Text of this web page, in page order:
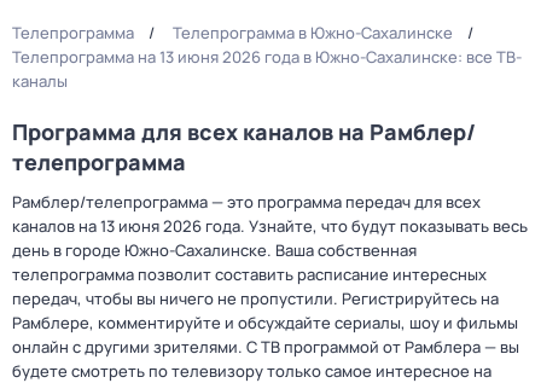
Телепрограмма
Телепрограмма в Южно-Сахалинске
Телепрограмма на 13 июня 2026 года в Южно-Сахалинске: все ТВ-
каналы
Программа для всех каналов на Рамблер/
телепрограмма
Рамблер/телепрограмма — это программа передач для всех
каналов на 13 июня 2026 года. Узнайте, что будут показывать весь
день в городе Южно-Сахалинске. Ваша собственная
телепрограмма позволит составить расписание интересных
передач, чтобы вы ничего не пропустили. Регистрируйтесь на
Рамблере, комментируйте и обсуждайте сериалы, шоу и фильмы
онлайн с другими зрителями. С ТВ программой от Рамблера — вы
будете смотреть по телевизору только самое интересное на